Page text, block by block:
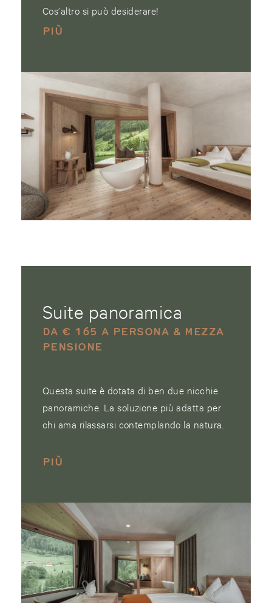
Cos’altro si può desiderare!
PIÙ
Suite panoramica
DA € 165 A PERSONA & MEZZA
PENSIONE
Questa suite è dotata di ben due nicchie
panoramiche. La soluzione più adatta per
chi ama rilassarsi contemplando la natura.
PIÙ